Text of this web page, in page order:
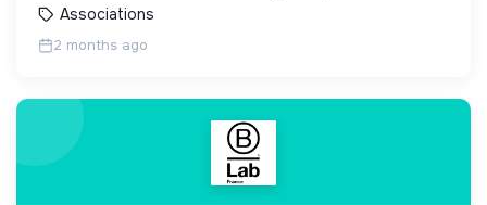
Associations
2 months ago